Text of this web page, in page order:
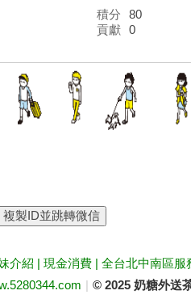
積分
80
貢獻 0
複製ID並跳轉微信
介紹 | 現金消費 | 全台北中南區
| © 2025 奶糖外送